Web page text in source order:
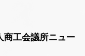
商工会議所ニュー